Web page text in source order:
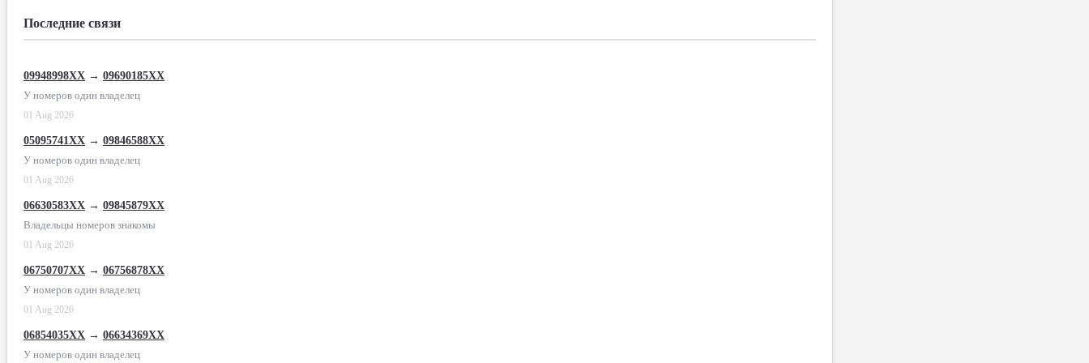
Последние связи
09948998XX → 09690185XX
У номеров один владелец
01 Aug 2026
05095741XX → 09846588XX
У номеров один владелец
01 Aug 2026
06630583XX → 09845879XX
Владельцы номеров знакомы
01 Aug 2026
06750707XX → 06756878XX
У номеров один владелец
01 Aug 2026
06854035XX → 06634369XX
У номеров один владелец